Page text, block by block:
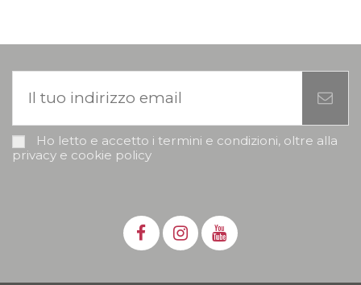
Ho letto e accetto i termini e condizioni, oltre alla
privacy e cookie policy